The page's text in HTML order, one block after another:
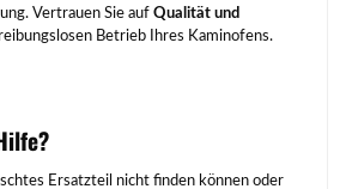
Vertrauen Sie auf Qualität und
Betrieb Ihres Kaminofens.
Ersatzteil nicht finden können oder